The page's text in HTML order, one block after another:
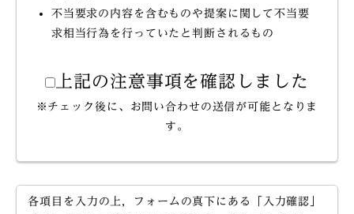
不当要求の内容を含むものや提案に関して不当要
求相当行為を行っていたと判断されるもの
上記の注意事項を確認しました
※チェック後に、お問い合わせの送信が可能となりま
す。
各項目を入力の上，フォームの真下にある「入力確認」